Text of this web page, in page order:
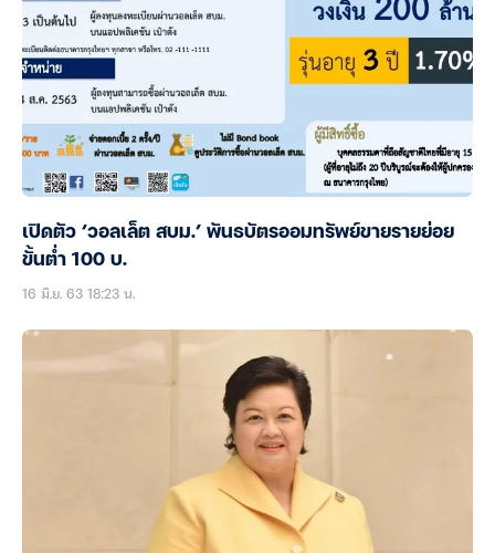
เปิดตัว ‘วอลเล็ต สบม.’ พันธบัตรออมทรัพย์ขายรายย่อย
ขั้นต่ำ 100 บ.
16 มิ.ย. 63 18:23 น.